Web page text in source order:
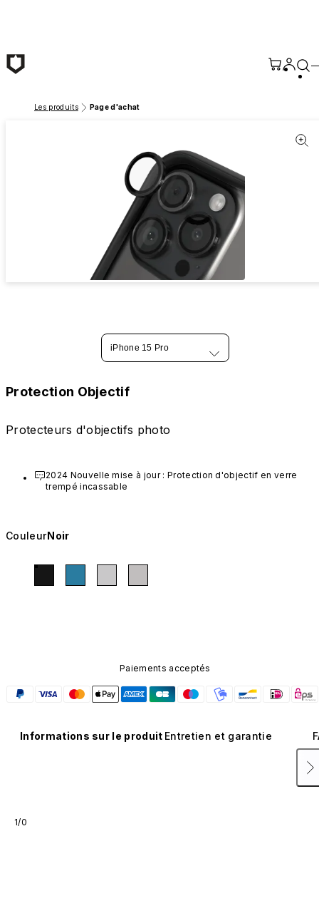
Les produits Page d'achat
iPhone 15 Pro
Protection Objectif
Protecteurs d'objectifs photo
2024 Nouvelle mise à jour : Protection d'objectif en verre
trempé incassable
CouleurNoir
Paiements acceptés
Informations sur le produit Entretien et garantie
1/0